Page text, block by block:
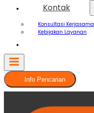
Kontak
Konsultasi Kerjasama
Kebijakan Layanan
Info Pencarian